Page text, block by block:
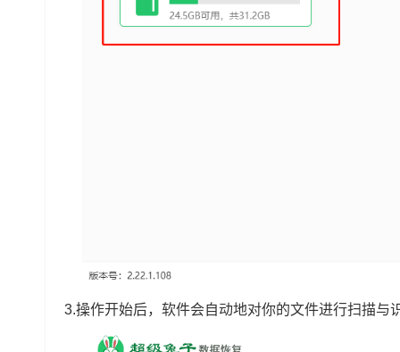
3.操作开始后，软件会自动地对你的文件进行扫描